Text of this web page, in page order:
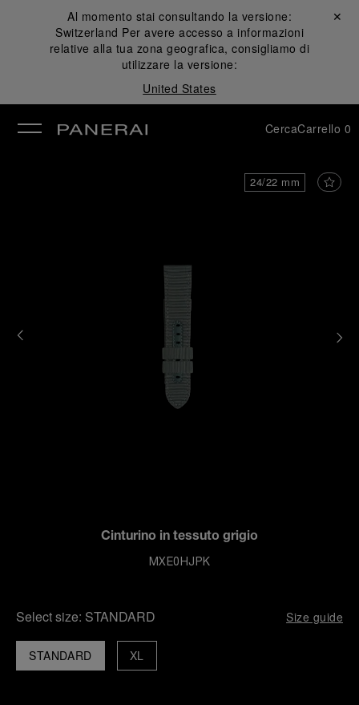
Al momento stai consultando la versione:
Switzerland Per avere accesso a informazioni
relative alla tua zona geografica, consigliamo di
utilizzare la versione:
United States
Chiudi ✕
CercaCarrello 0
24/22 mm
Cinturino in tessuto grigio
MXE0HJPK
Select size: STANDARD Size guide
STANDARD XL